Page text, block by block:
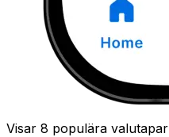
Visar 8 populära valutapar